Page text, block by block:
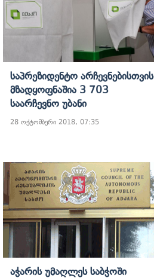
Საპრეზიდენტო Არჩევნებისთვის
Მზადყოფნაშია 3 703
Საარჩევნო Უბანი
28 ოქტომბერი 2018, 07:35
Აჭარის Უმაღლეს Საბჭოში